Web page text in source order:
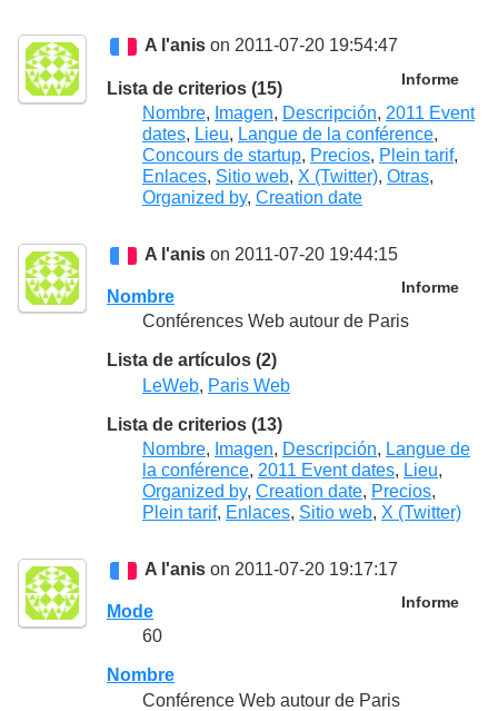
A l'anis on 2011-07-20 19:54:47
Informe
Lista de criterios (15)
Nombre, Imagen, Descripción, 2011 Event
dates, Lieu, Langue de la conférence,
Concours de startup, Precios, Plein tarif,
Enlaces, Sitio web, X (Twitter), Otras,
Organized by, Creation date
A l'anis on 2011-07-20 19:44:15
Informe
Nombre
Conférences Web autour de Paris
Lista de artículos (2)
LeWeb, Paris Web
Lista de criterios (13)
Nombre, Imagen, Descripción, Langue de
la conférence, 2011 Event dates, Lieu,
Organized by, Creation date, Precios,
Plein tarif, Enlaces, Sitio web, X (Twitter)
A l'anis on 2011-07-20 19:17:17
Informe
Mode
60
Nombre
Conférence Web autour de Paris